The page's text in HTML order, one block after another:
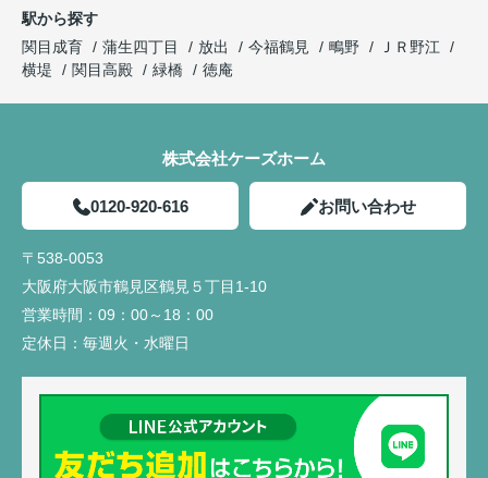
駅から探す
関目成育
蒲生四丁目 放出 今福鶴見 鴫野
ＪＲ野江
横堤
関目高殿 緑橋 徳庵
株式会社ケーズホーム
0120-920-616 お問い合わせ
〒538-0053
大阪府大阪市鶴見区鶴見５丁目1-10
営業時間： 09：00～18：00
定休日： 毎週火・水曜日